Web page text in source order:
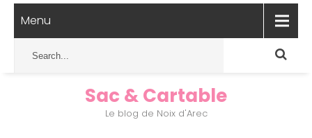
Menu
Sac & Cartable
Le blog de Noix d'Arec